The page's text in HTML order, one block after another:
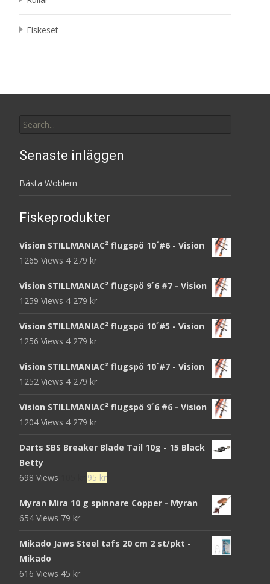
Fiskeset
for:
Senaste inläggen
Bästa Woblern
Fiskeprodukter
Vision STILLMANIAC² flugspö 10´#6 - Vision
1265 Views 4 279 kr
Vision STILLMANIAC² flugspö 9´6 #7 - Vision
1259 Views 4 279 kr
Vision STILLMANIAC² flugspö 10´#5 - Vision
1256 Views 4 279 kr
Vision STILLMANIAC² flugspö 10´#7 - Vision
1252 Views 4 279 kr
Vision STILLMANIAC² flugspö 9´6 #6 - Vision
1204 Views 4 279 kr
Darts SBS Breaker Blade Tail 10g - 15 Black
Betty
698 Views
Det
priset
95 krDet
priset
Myran Mira 10 g spinnare Copper - Myran
654 Views 79 kr
Mikado Jaws Steel tafs 20 cm 2 st/pkt -
Mikado
616 Views 45 kr